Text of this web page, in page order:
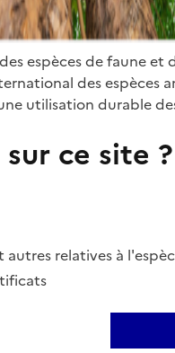
espèces de faune
des espèces
utilisation durable
ce site ?
relatives à